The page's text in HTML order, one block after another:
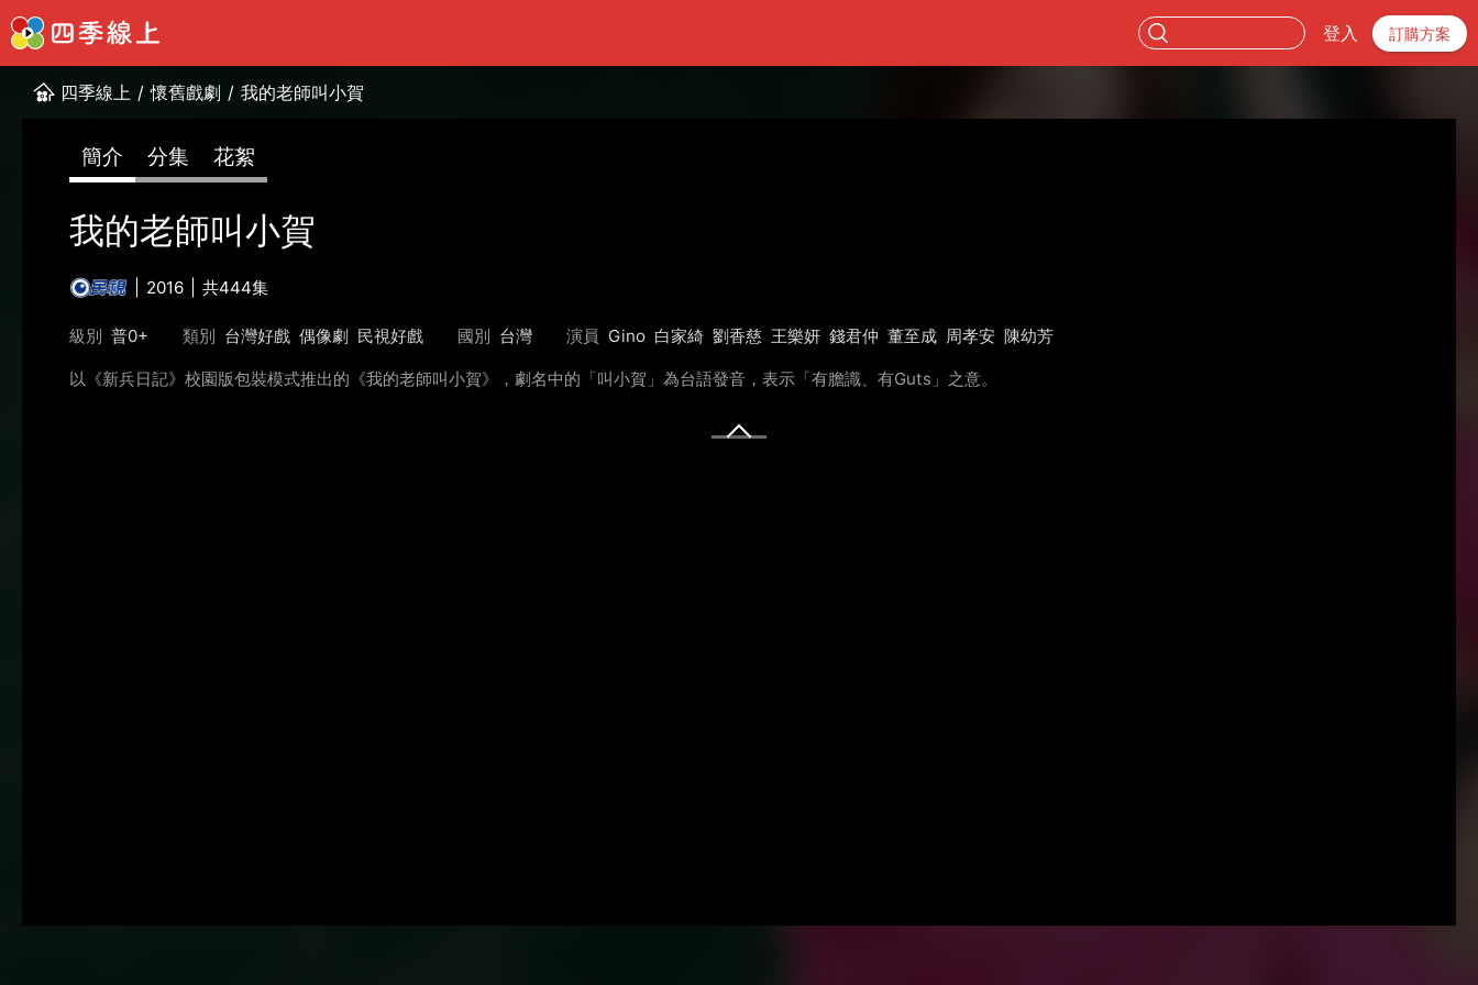
登入 訂購方案
四季線上 / 懷舊戲劇 / 我的老師叫小賀
簡介 分集 花絮
我的老師叫小賀
2016 共444集
級別 普0+ 類別 台灣好戲 偶像劇 民視好戲 國別 台灣 演員 Gino 白家綺 劉香慈 王樂妍 錢君仲 董至成 周孝安 陳幼芳
以《新兵日記》校園版包裝模式推出的《我的老師叫小賀》，劇名中的「叫小賀」為台語發音，表示「有膽識、有Guts」之意。